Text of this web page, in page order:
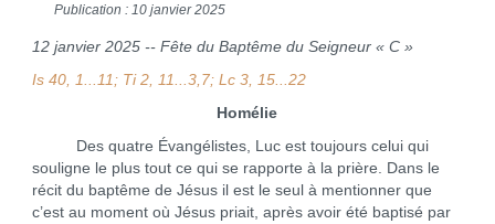
Publication : 10 janvier 2025
12 janvier 2025 -- Fête du Baptême du Seigneur « C »
Is 40, 1...11; Ti 2, 11...3,7; Lc 3, 15...22
Homélie
Des quatre Évangélistes, Luc est toujours celui qui
souligne le plus tout ce qui se rapporte à la prière. Dans le
récit du baptême de Jésus il est le seul à mentionner que
c’est au moment où Jésus priait, après avoir été baptisé par